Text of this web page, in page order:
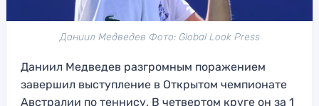
Даниил Медведев Фото: Global Look Press
Даниил Медведев разгромным поражением
завершил выступление в Открытом чемпионате
Австралии по теннису. В четвертом круге он за 1